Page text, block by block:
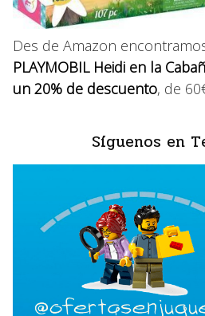
Des de Amazon
PLAYMOBIL Heidi en la
un 20% de descuento, de
Síguenos en